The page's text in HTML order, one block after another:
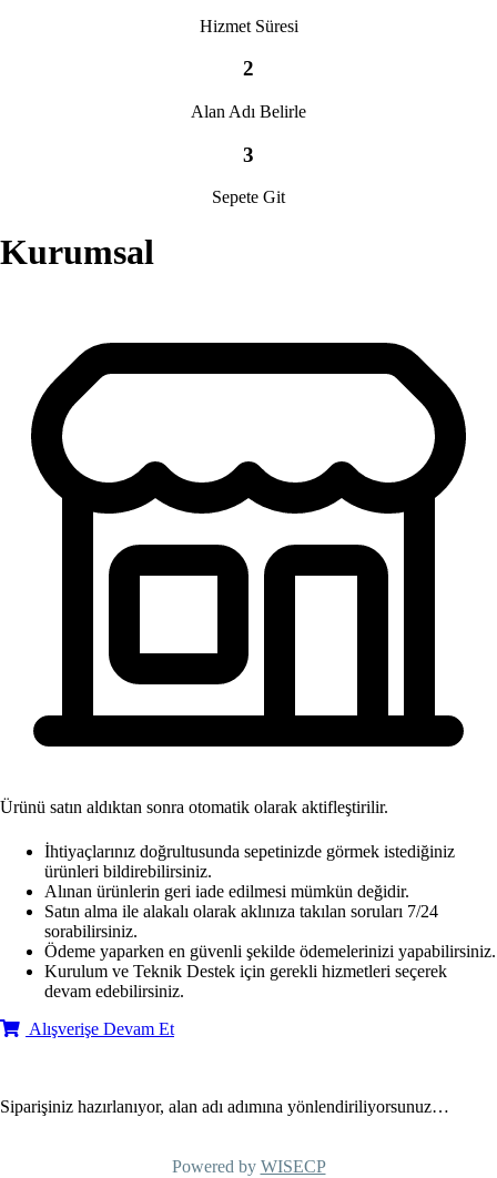
Hizmet Süresi
2
Alan Adı Belirle
3
Sepete Git
Kurumsal
Ürünü satın aldıktan sonra otomatik olarak aktifleştirilir.
İhtiyaçlarınız doğrultusunda sepetinizde görmek istediğiniz
ürünleri bildirebilirsiniz.
Alınan ürünlerin geri iade edilmesi mümkün değidir.
Satın alma ile alakalı olarak aklınıza takılan soruları 7/24
sorabilirsiniz.
Ödeme yaparken en güvenli şekilde ödemelerinizi yapabilirsiniz.
Kurulum ve Teknik Destek için gerekli hizmetleri seçerek
devam edebilirsiniz.
Alışverişe Devam Et
Siparişiniz hazırlanıyor, alan adı adımına yönlendiriliyorsunuz…
Powered by WISECP